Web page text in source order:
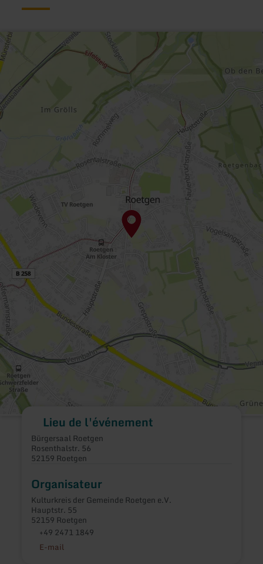
Lieu de l'événement
Bürgersaal Roetgen
Rosenthalstr. 56
52159 Roetgen
Organisateur
Kulturkreis der Gemeinde Roetgen e.V.
Hauptstr. 55
52159 Roetgen
+49 2471 1849
E-mail